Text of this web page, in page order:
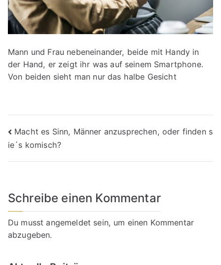
Mann und Frau nebeneinander, beide mit Handy in
der Hand, er zeigt ihr was auf seinem Smartphone.
Von beiden sieht man nur das halbe Gesicht
Beitragsnavigation
Macht es Sinn, Männer anzusprechen, oder finden s
ie´s komisch?
Schreibe einen Kommentar
Du musstangemeldet sein, um einen Kommentar
abzugeben.